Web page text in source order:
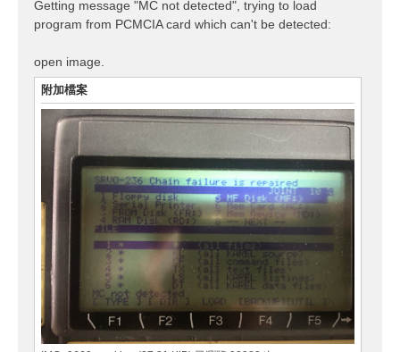
Getting message "MC not detected", trying to load
program from PCMCIA card which can't be detected:
open image.
附加檔案